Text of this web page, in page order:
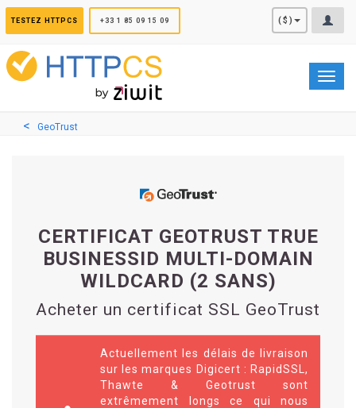
TESTEZ HTTPCS +33 1 85 09 15 09 ($)
GeoTrust
CERTIFICAT GEOTRUST TRUE
BUSINESSID MULTI-DOMAIN
WILDCARD (2 SANS)
Acheter un certificat SSL GeoTrust
Actuellement les délais de livraison
sur les marques Digicert : RapidSSL,
Thawte & Geotrust sont
extrêmement longs ce qui nous
Panneau de gestion des cookies